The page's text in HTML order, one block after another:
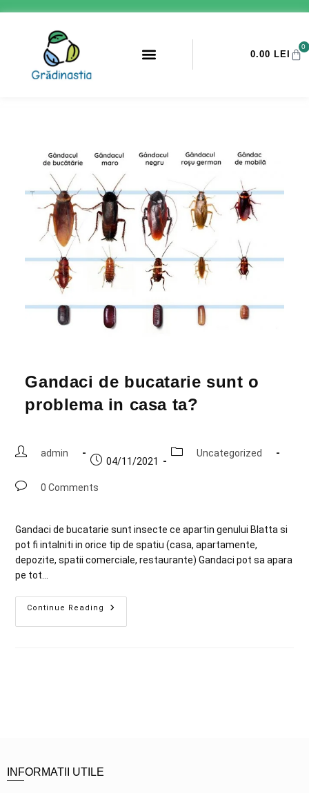
0.00 LEI
0
Gandaci de bucatarie sunt o
problema in casa ta?
admin
04/11/2021
Uncategorized
0 Comments
Gandaci de bucatarie sunt insecte ce apartin genului Blatta si
pot fi intalniti in orice tip de spatiu (casa, apartamente,
depozite, spatii comerciale, restaurante) Gandaci pot sa apara
pe tot…
Continue Reading
INFORMATII UTILE